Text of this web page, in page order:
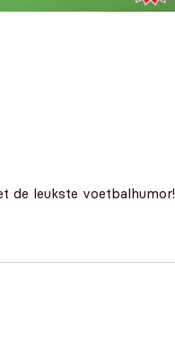
de leukste voetbalhumor!